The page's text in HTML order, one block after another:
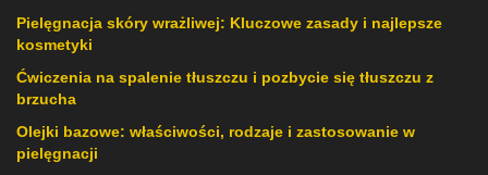
Pielęgnacja skóry wrażliwej: Kluczowe zasady i najlepsze
kosmetyki
Ćwiczenia na spalenie tłuszczu i pozbycie się tłuszczu z
brzucha
Olejki bazowe: właściwości, rodzaje i zastosowanie w
pielęgnacji